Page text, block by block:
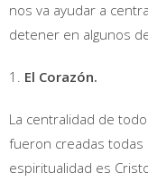
nos va ayudar a
detener en algunos
1. El Corazón.
La centralidad de
fueron creadas todas
espiritualidad es